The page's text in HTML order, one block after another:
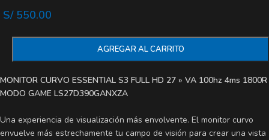
S/550.00
AGREGAR AL CARRITO
MONITOR CURVO ESSENTIAL S3 FULL HD 27 » VA 100hz 4ms 1800R
MODO GAME LS27D390GANXZA
Una experiencia de visualización más envolvente. El monitor curvo
envuelve más estrechamente tu campo de visión para crear una vista